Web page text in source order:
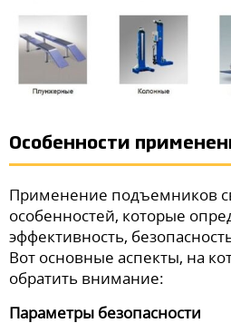
Особенности
Применение подъемников
особенностей, которые
эффективность,
Вот основные аспекты, на
обратить внимание:
Параметры безопасности